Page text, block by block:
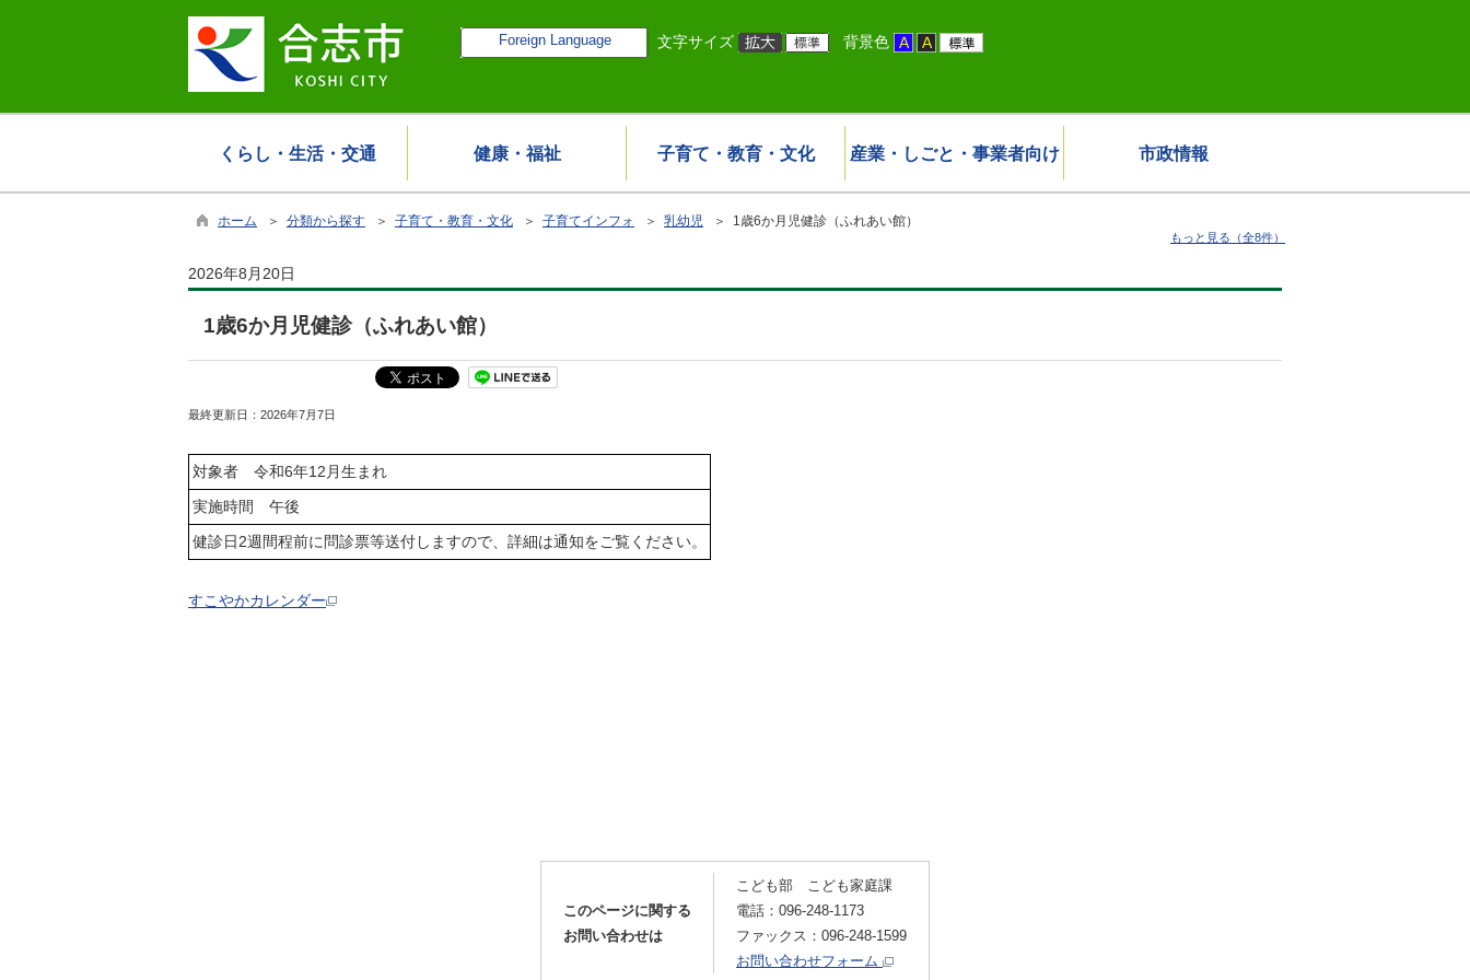
Foreign Language 文字サイズ 背景色
くらし・生活・交通 健康・福祉 子育て・教育・文化 産業・しごと・事業者向け 市政情報
ホーム ＞ 分類から探す ＞ 子育て・教育・文化 ＞ 子育てインフォ ＞ 乳幼児 ＞ 1歳6か月児健診（ふれあい館）
もっと見る（全8件）
2026年8月20日
1歳6か月児健診（ふれあい館）
最終更新日： 2026年7月7日
対象者 令和6年12月生まれ
実施時間 午後
健診日2週間程前に問診票等送付しますので、詳細は通知をご覧ください。
すこやかカレンダー
このページに関する
お問い合わせは
こども部 こども家庭課
電話：096-248-1173
ファックス：096-248-1599
お問い合わせフォーム